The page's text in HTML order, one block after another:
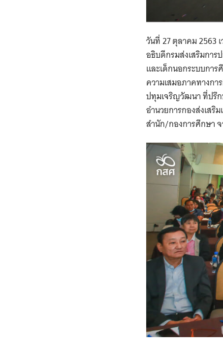
วันที่ 27 ตุลาคม 2563
อธิบดีกรมส่งเสริมกา
และเด็กนอกระบบกา
ความเสมอภาคทางก
ปทุมเจริญวัฒนา ที่ปรึ
อำนวยการกองส่งเส
สำนัก/กองการศึกษา